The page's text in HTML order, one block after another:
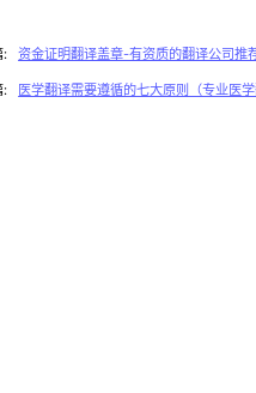
: 资金证明翻译盖章-有资质的翻译公司推
: 医学翻译需要遵循的七大原则（专业医学